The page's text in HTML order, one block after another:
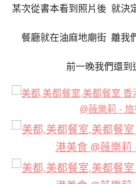
某次從書本看到照片後 就決
餐廳就在油麻地廟街 離我
前一晚我們還